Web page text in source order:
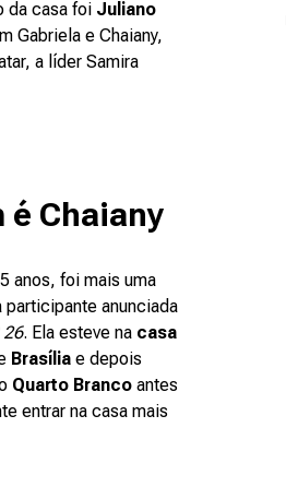
da casa foi Juliano
Gabriela e Chaiany,
a líder Samira
é Chaiany
anos, foi mais uma
participante anunciada
26. Ela esteve na casa
Brasília e depois
Quarto Branco antes
entrar na casa mais